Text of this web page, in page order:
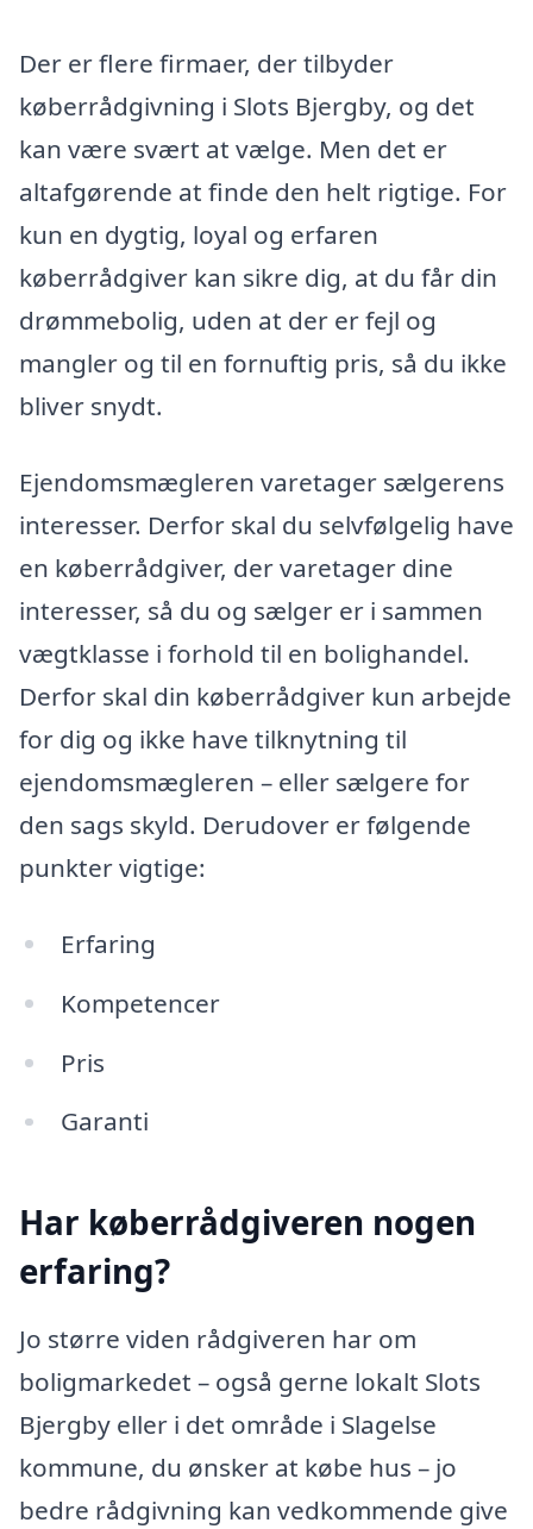
Der er flere firmaer, der tilbyder
køberrådgivning i Slots Bjergby, og det
kan være svært at vælge. Men det er
altafgørende at finde den helt rigtige. For
kun en dygtig, loyal og erfaren
køberrådgiver kan sikre dig, at du får din
drømmebolig, uden at der er fejl og
mangler og til en fornuftig pris, så du ikke
bliver snydt.
Ejendomsmægleren varetager sælgerens
interesser. Derfor skal du selvfølgelig have
en køberrådgiver, der varetager dine
interesser, så du og sælger er i sammen
vægtklasse i forhold til en bolighandel.
Derfor skal din køberrådgiver kun arbejde
for dig og ikke have tilknytning til
ejendomsmægleren – eller sælgere for
den sags skyld. Derudover er følgende
punkter vigtige:
Erfaring
Kompetencer
Pris
Garanti
Har køberrådgiveren nogen
erfaring?
Jo større viden rådgiveren har om
boligmarkedet – også gerne lokalt Slots
Bjergby eller i det område i Slagelse
kommune, du ønsker at købe hus – jo
bedre rådgivning kan vedkommende give